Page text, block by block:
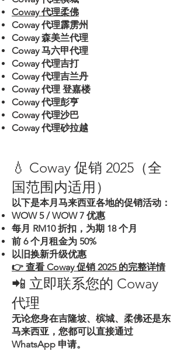
Coway 代理柔佛
Coway 代理霹雳州
Coway 森美兰代理
Coway 马六甲代理
Coway 代理吉打
Coway 代理吉兰丹
Coway 代理 登嘉楼
Coway 代理彭亨
Coway 代理沙巴
Coway 代理砂拉越
💧 Coway 促销 2025（全
国范围内适用）
以下是本月马来西亚各地的促销活动：
WOW 5 / WOW 7 优惠
每月 RM10 折扣，为期 18 个月
前 6 个月租金为 50%
以旧换新升级优惠
👉 查看 Coway 促销 2025 的完整详情
📲 立即联系您的 Coway
代理
无论您身在吉隆坡、槟城、柔佛还是东
马来西亚，您都可以直接通过
WhatsApp 申请。